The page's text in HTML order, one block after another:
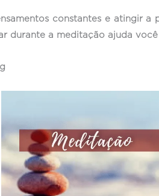
constantes e atingir
durante a meditação ajuda